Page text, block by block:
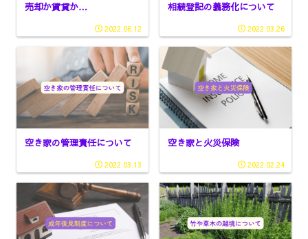
売却か賃貸か…
2022.06.12
相続登記の義務化について
2022.03.26
空き家の管理責任について
2022.03.13
空き家と火災保険
2022.02.24